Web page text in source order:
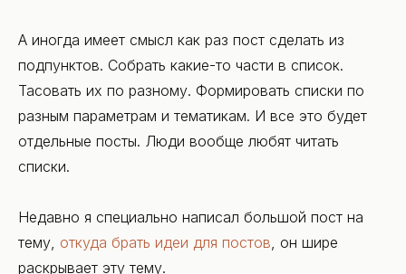
А иногда имеет смысл как раз пост сделать из
подпунктов. Собрать какие-то части в список.
Тасовать их по разному. Формировать списки по
разным параметрам и тематикам. И все это будет
отдельные посты. Люди вообще любят читать
списки.
Недавно я специально написал большой пост на
тему, откуда брать идеи для постов, он шире
раскрывает эту тему.